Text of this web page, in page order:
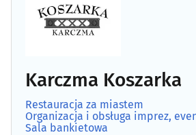
Karczma Koszarka
Restauracja za miastem
Organizacja i obsługa imprez,
Sala bankietowa